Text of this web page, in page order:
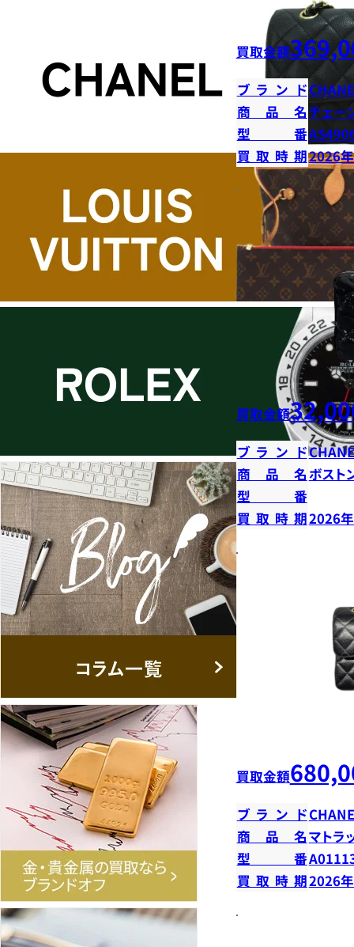
買取金額
ブランド
商品名チェー
型番
買取時期2026
買取金額
ブランド
商品名ボスト
型番
買取時期2026
買取金額
ブランド
商品名マトラ
型番
買取時期2026